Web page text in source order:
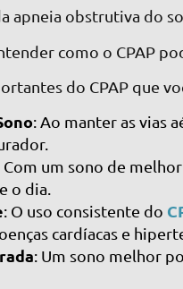
apneia obstrutiva do
como o CPAP
do CPAP que
: Ao manter as vias
Com um sono de
o dia.
: O uso consistente do
cardíacas e
: Um sono melhor